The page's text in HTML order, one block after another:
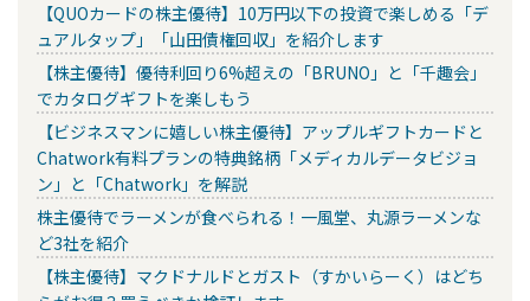
【QUOカードの株主優待】10万円以下の投資で楽しめる「デ
ュアルタップ」「山田債権回収」を紹介します
【株主優待】優待利回り6%超えの「BRUNO」と「千趣会」
でカタログギフトを楽しもう
【ビジネスマンに嬉しい株主優待】アップルギフトカードと
Chatwork有料プランの特典銘柄「メディカルデータビジョ
ン」と「Chatwork」を解説
株主優待でラーメンが食べられる！一風堂、丸源ラーメンな
ど3社を紹介
【株主優待】マクドナルドとガスト（すかいらーく）はどち